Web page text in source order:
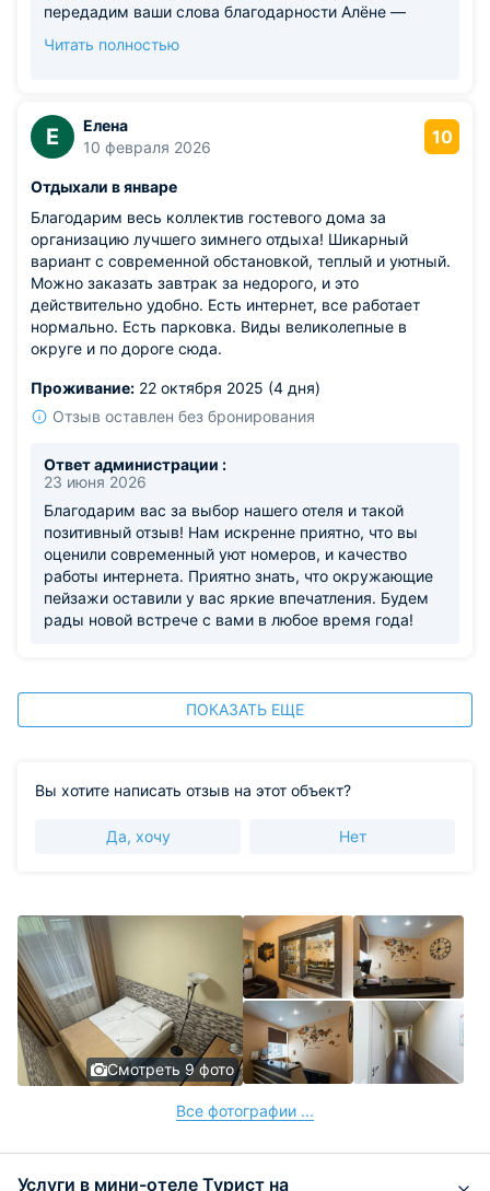
передадим ваши слова благодарности Алёне —
нашей команды. Будем искренне рады новой
Читать полностью
Е
Елена
10 февраля 2026
10
Отдыхали в январе
Благодарим весь коллектив гостевого дома за
организацию лучшего зимнего отдыха! Шикарный
вариант с современной обстановкой, теплый и уютный.
Можно заказать завтрак за недорого, и это
действительно удобно. Есть интернет, все работает
нормально. Есть парковка. Виды великолепные в
округе и по дороге сюда.
Проживание: 22 октября 2025 (4 дня)
Отзыв оставлен без бронирования
Ответ администрации :
23 июня 2026
Благодарим вас за выбор нашего отеля и такой
позитивный отзыв! Нам искренне приятно, что вы
оценили современный уют номеров, и качество
работы интернета. Приятно знать, что окружающие
пейзажи оставили у вас яркие впечатления. Будем
рады новой встрече с вами в любое время года!
ПОКАЗАТЬ ЕЩЕ
Вы хотите написать отзыв на этот объект?
Да, хочу Нет
Смотреть 9 фото
Все фотографии ...
Услуги в мини-отеле Турист на